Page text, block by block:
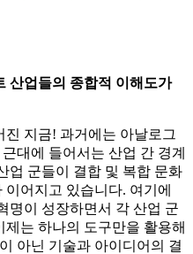
산업들의 종합적 이해도가
지금! 과거에는 아날로그
대에 들어서는 산업 간 경계
업 군들이 결합 및 복합 문화
어지고 있습니다. 여기에
명이 성장하면서 각 산업 군
는 하나의 도구만을 활용해
아닌 기술과 아이디어의 결